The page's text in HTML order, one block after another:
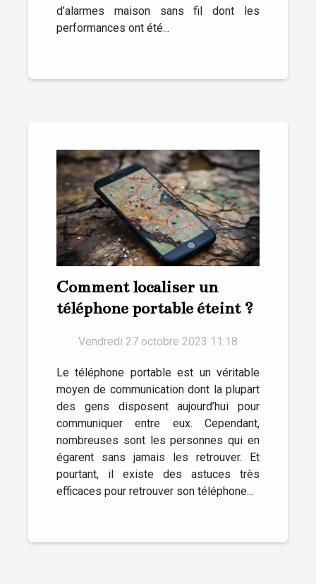
d’alarmes maison sans fil dont les
performances ont été...
Comment localiser un
téléphone portable éteint ?
Vendredi 27 octobre 2023 11:18
Le téléphone portable est un véritable
moyen de communication dont la plupart
des gens disposent aujourd’hui pour
communiquer entre eux. Cependant,
nombreuses sont les personnes qui en
égarent sans jamais les retrouver. Et
pourtant, il existe des astuces très
efficaces pour retrouver son téléphone...